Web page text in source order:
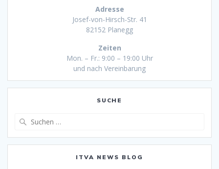
Adresse
Josef-von-Hirsch-Str. 41
82152 Planegg
Zeiten
Mon. – Fr.: 9:00 – 19:00 Uhr
und nach Vereinbarung
SUCHE
ITVA NEWS BLOG